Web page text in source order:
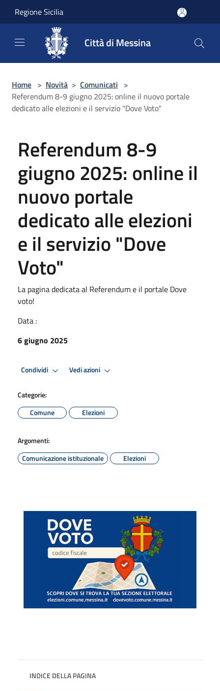
Regione Sicilia
Città di Messina
Home > Novità > Comunicati >
Referendum 8-9 giugno 2025: online il nuovo portale
dedicato alle elezioni e il servizio "Dove Voto"
Referendum 8-9
giugno 2025: online il
nuovo portale
dedicato alle elezioni
e il servizio "Dove
Voto"
La pagina dedicata al Referendum e il portale Dove
voto!
Data :
6 giugno 2025
Condividi Vedi azioni
Categorie:
Comune
Elezioni
Argomenti:
Comunicazione istituzionale
Elezioni
INDICE DELLA PAGINA